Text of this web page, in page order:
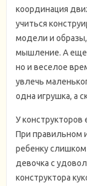
координация
учиться
модели и образы,
мышление. А еще
но и веселое
увлечь
одна игрушка, а
У
При правильном
ребенку
девочка с
конструктора